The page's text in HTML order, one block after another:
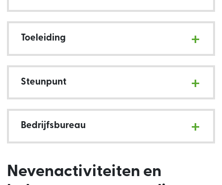
Toeleiding
Steunpunt
Bedrijfsbureau
Nevenactiviteiten en